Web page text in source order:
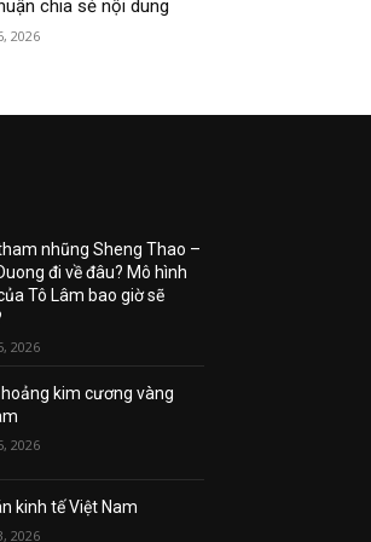
chia sẻ nội dung
2026
nhũng Sheng Thao –
đi về đâu? Mô hình
Tô Lâm bao giờ sẽ
2026
hoảng kim cương vàng
2026
kinh tế Việt Nam
2026